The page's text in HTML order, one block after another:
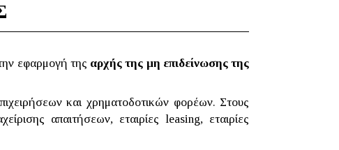
εφαρμογή της αρχής της μη επιδείνωσης της
και χρηματοδοτικών φορέων. Στους
απαιτήσεων, εταιρίεςleasing, εταιρίες